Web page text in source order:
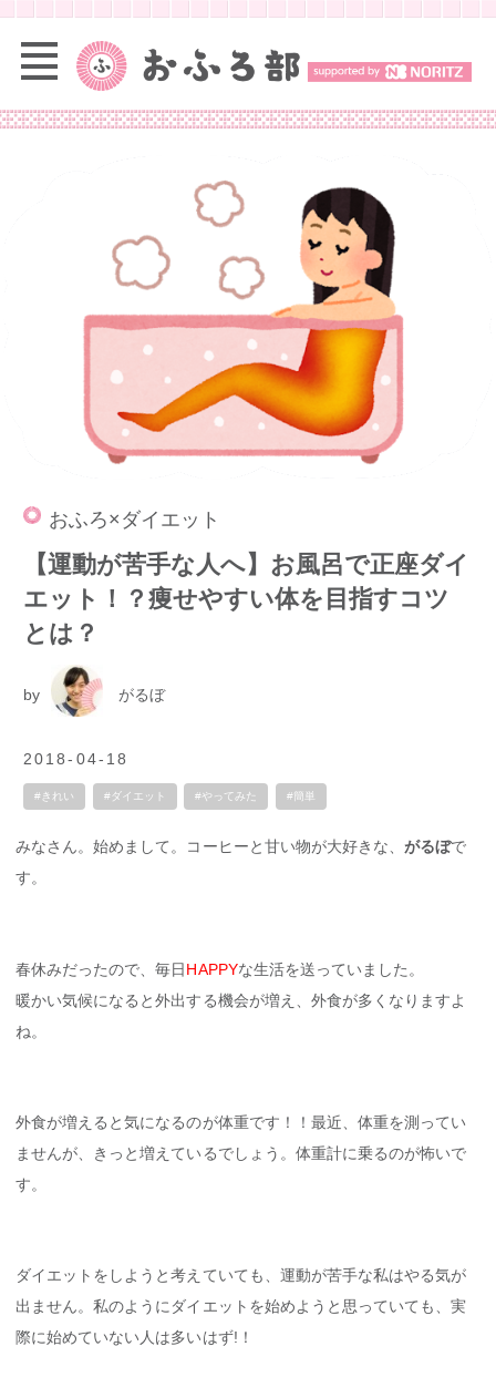
おふろ×ダイエット
【運動が苦手な人へ】お風呂で正座ダイ
エット！？痩せやすい体を目指すコツ
とは？
by がるぼ
2018-04-18
#きれい #ダイエット #やってみた #簡単
みなさん。始めまして。コーヒーと甘い物が大好きな、がるぼで
す。
春休みだったので、毎日HAPPYな生活を送っていました。
暖かい気候になると外出する機会が増え、外食が多くなりますよ
ね。
外食が増えると気になるのが体重です！！最近、体重を測ってい
ませんが、きっと増えているでしょう。体重計に乗るのが怖いで
す。
ダイエットをしようと考えていても、運動が苦手な私はやる気が
出ません。私のようにダイエットを始めようと思っていても、実
際に始めていない人は多いはず!！